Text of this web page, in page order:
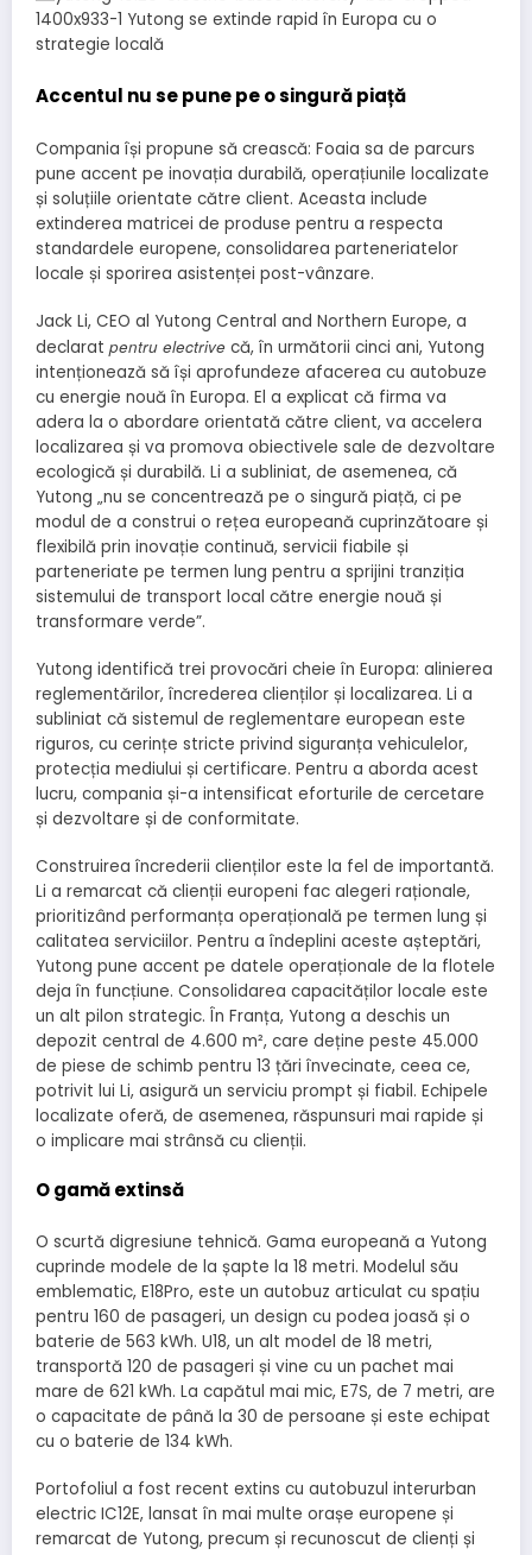
Accentul nu se pune pe o singură piață
Compania își propune să crească: Foaia sa de parcurs
pune accent pe inovația durabilă, operațiunile localizate
și soluțiile orientate către client. Aceasta include
extinderea matricei de produse pentru a respecta
standardele europene, consolidarea parteneriatelor
locale și sporirea asistenței post-vânzare.
Jack Li, CEO al Yutong Central and Northern Europe, a
declarat pentru electrive că, în următorii cinci ani, Yutong
intenționează să își aprofundeze afacerea cu autobuze
cu energie nouă în Europa. El a explicat că firma va
adera la o abordare orientată către client, va accelera
localizarea și va promova obiectivele sale de dezvoltare
ecologică și durabilă. Li a subliniat, de asemenea, că
Yutong „nu se concentrează pe o singură piață, ci pe
modul de a construi o rețea europeană cuprinzătoare și
flexibilă prin inovație continuă, servicii fiabile și
parteneriate pe termen lung pentru a sprijini tranziția
sistemului de transport local către energie nouă și
transformare verde”.
Yutong identifică trei provocări cheie în Europa: alinierea
reglementărilor, încrederea clienților și localizarea. Li a
subliniat că sistemul de reglementare european este
riguros, cu cerințe stricte privind siguranța vehiculelor,
protecția mediului și certificare. Pentru a aborda acest
lucru, compania și-a intensificat eforturile de cercetare
și dezvoltare și de conformitate.
Construirea încrederii clienților este la fel de importantă.
Li a remarcat că clienții europeni fac alegeri raționale,
prioritizând performanța operațională pe termen lung și
calitatea serviciilor. Pentru a îndeplini aceste așteptări,
Yutong pune accent pe datele operaționale de la flotele
deja în funcțiune. Consolidarea capacităților locale este
un alt pilon strategic. În Franța, Yutong a deschis un
depozit central de 4.600 m², care deține peste 45.000
de piese de schimb pentru 13 țări învecinate, ceea ce,
potrivit lui Li, asigură un serviciu prompt și fiabil. Echipele
localizate oferă, de asemenea, răspunsuri mai rapide și
o implicare mai strânsă cu clienții.
O gamă extinsă
O scurtă digresiune tehnică. Gama europeană a Yutong
cuprinde modele de la șapte la 18 metri. Modelul său
emblematic, E18Pro, este un autobuz articulat cu spațiu
pentru 160 de pasageri, un design cu podea joasă și o
baterie de 563 kWh. U18, un alt model de 18 metri,
transportă 120 de pasageri și vine cu un pachet mai
mare de 621 kWh. La capătul mai mic, E7S, de 7 metri, are
o capacitate de până la 30 de persoane și este echipat
cu o baterie de 134 kWh.
Portofoliul a fost recent extins cu autobuzul interurban
electric IC12E, lansat în mai multe orașe europene și
remarcat de Yutong, precum și recunoscut de clienți și